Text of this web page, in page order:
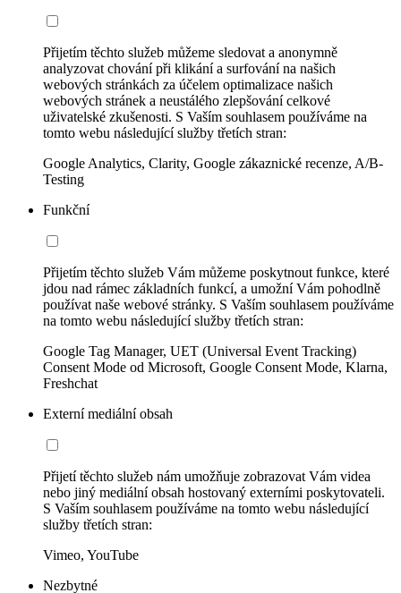
Přijetím těchto služeb můžeme sledovat a anonymně
analyzovat chování při klikání a surfování na našich
webových stránkách za účelem optimalizace našich
webových stránek a neustálého zlepšování celkové
uživatelské zkušenosti. S Vaším souhlasem používáme na
tomto webu následující služby třetích stran:
Google Analytics, Clarity, Google zákaznické recenze, A/B-
Testing
Funkční
Přijetím těchto služeb Vám můžeme poskytnout funkce, které
jdou nad rámec základních funkcí, a umožní Vám pohodlně
používat naše webové stránky. S Vaším souhlasem používáme
na tomto webu následující služby třetích stran:
Google Tag Manager, UET (Universal Event Tracking)
Consent Mode od Microsoft, Google Consent Mode, Klarna,
Freshchat
Externí mediální obsah
Přijetí těchto služeb nám umožňuje zobrazovat Vám videa
nebo jiný mediální obsah hostovaný externími poskytovateli.
S Vaším souhlasem používáme na tomto webu následující
služby třetích stran:
Vimeo, YouTube
Nezbytné